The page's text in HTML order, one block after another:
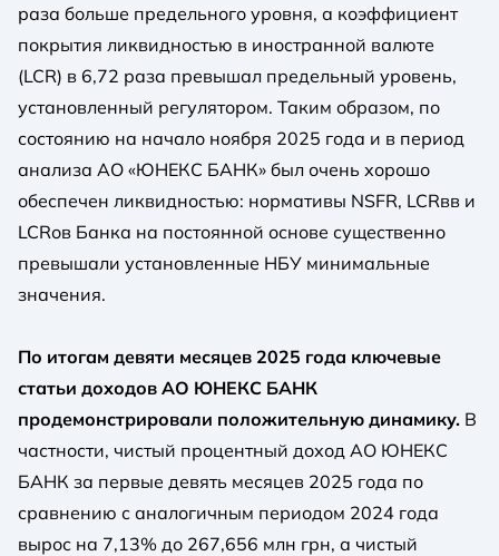
раза больше предельного уровня, а коэффициент
покрытия ликвидностью в иностранной валюте
(LCR) в 6,72 раза превышал предельный уровень,
установленный регулятором. Таким образом, по
состоянию на начало ноября 2025 года и в период
анализа АО «ЮНЕКС БАНК» был очень хорошо
обеспечен ликвидностью: нормативы NSFR, LCRвв и
LCRов Банка на постоянной основе существенно
превышали установленные НБУ минимальные
значения.
По итогам девяти месяцев 2025 года ключевые
статьи доходов АО ЮНЕКС БАНК
продемонстрировали положительную динамику. В
частности, чистый процентный доход АО ЮНЕКС
БАНК за первые девять месяцев 2025 года по
сравнению с аналогичным периодом 2024 года
вырос на 7,13% до 267,656 млн грн, а чистый